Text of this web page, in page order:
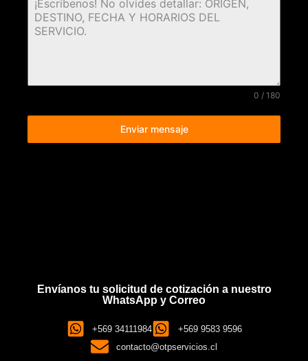
0 / 180
Enviar mensaje
Envíanos tu solicitud de cotización a nuestro
WhatsApp y Correo
+569 34111984
+569 9583 9596
contacto@otpservicios.cl